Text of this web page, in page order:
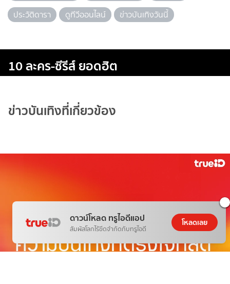
ประวัติดารา
ดูทีวีออนไลน์ ข่าวบันเทิงวันนี้
10 ละคร-ซีรีส์ ยอดฮิต
ข่าวบันเทิงที่เกี่ยวข้อง
ดาวน์โหลด ทรูไอดีแอป
สัมผัสโลกไร้ขีดจำกัดกับทรูไอดี
โหลดเลย